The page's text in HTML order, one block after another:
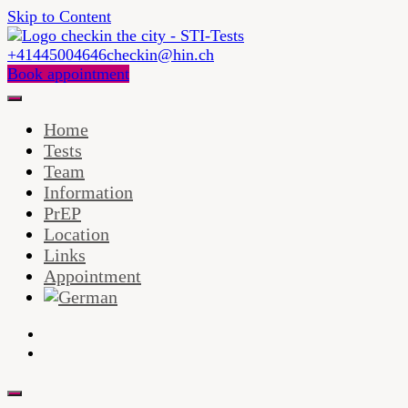
Skip to Content
checkin in the city –
Zürich
checkin in the city ist eine Arztpraxis und Testzentrum mit
+41445004646checkin@hin.ch
Book appointment
Home
Tests
Team
Information
PrEP
Location
Links
Appointment